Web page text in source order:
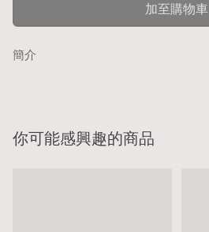
加至購物車
簡介
你可能感興趣的商品